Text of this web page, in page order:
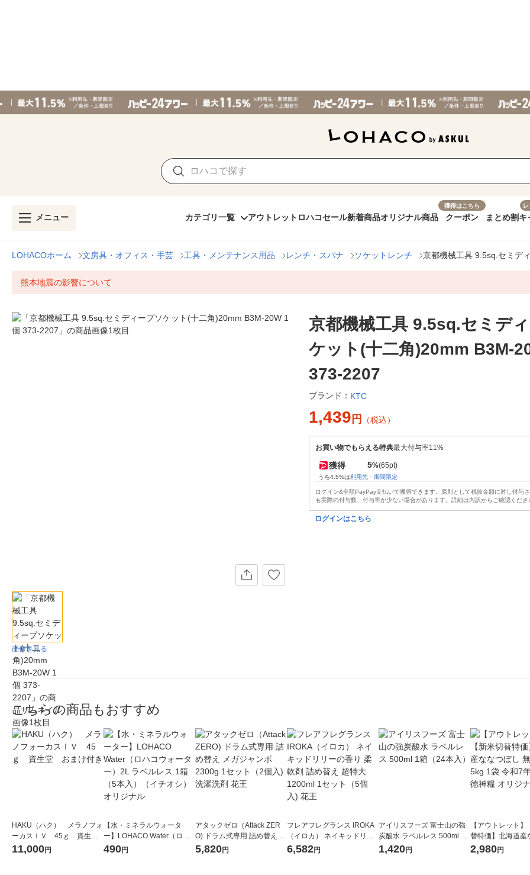
メニュー カテゴリ一覧 アウトレット ロハコセール新着商品オリジナル商品
獲得はこちら
クーポン まとめ割キ
LOHACOホーム 文房具・オフィス・手芸 工具・メンテナンス用品 レンチ・スパナ ソケットレンチ 京都機械工具 9.5sq.セミデ
熊本地震の影響について
画像を見る
京都機械工具 9.5sq.セミデ
ケット(十二角)20mm B3M-
373-2207
ブランド： KTC
1,439 円 （税込）
お買い物でもらえる特典最大付与率11%
獲得 5%(65pt)
うち4.5%は利用先・期間限定
ログイン&全額PayPay支払いで獲得できます。原則として税抜金額に対し付与
も実際の付与数、付与率が少ない場合があります。詳細は内訳からご確認くださ
ログインはこちら
こちらの商品もおすすめ
HAKU（ハク） メラノフォ
ーカスＩＶ 45ｇ 資生
堂 おまけ付き
11,000円
【水・ミネラルウォータ
ー】LOHACO Water（ロハ
コウォーター）2L ラベルレ
490円
アタックゼロ（Attack ZER
O) ドラム式専用 詰め替え メ
ガジャンボ 2300g 1セット
5,820円
フレアフレグランス IROKA
（イロカ） ネイキッドリリ
ーの香り 柔軟剤 詰め替え 超
6,582円
アイリスフーズ 富士山の強
炭酸水 ラベルレス 500ml 1
箱（24本入）
1,420円
【アウトレット】
替特価】北海道産
し 無洗米 5kg 1袋
2,980円